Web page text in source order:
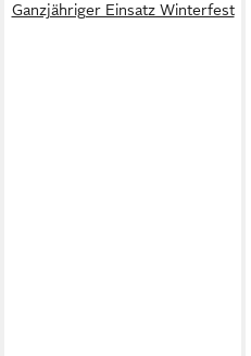
Ganzjähriger Einsatz Winterfest